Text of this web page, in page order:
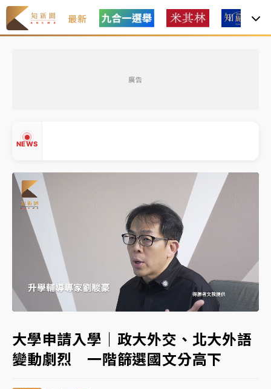
最新
廣告
NEWS
中信慈善基金會想增加董事人數！辜仲諒向法院聲請遭
駁 理由曝光
故宮《龍藏經》特展第2檔！今線上預約開賣一度塞車
周六起展出延長至晚上7時
台東農業處長涉圖利渡假村！東檢抗告成功 今重開羈
押庭
父親節泡湯了！中颱白海豚雨彈轟3天 「紅到發紫」降
雨熱區曝
女律師陳昱瑄詐慈濟10億！黃金158kg遭查扣畫面曝光
旅局回應了
中信慈善基金會想增加董事人數！辜仲諒向法院聲請遭
▲
Unmute Loaded
26.00%
大學申請入學｜政大外交、北大外語
變動劇烈 一階篩選國文分高下